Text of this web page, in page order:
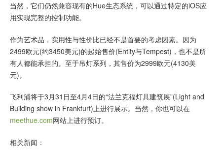
当然，它们仍然兼容现有的Hue生态系统，可以通过特定的iOS应
用实现完整的控制功能。
作为艺术品，实用性与性价比已经不是首要的考虑因素。因为
2499欧元(约3450美元)的起始售价(Entity与Tempest)，也不是所
有人都能承担的。至于吊灯系列，其售价为2999欧元(4130美
元)。
飞利浦将于3月31日至4月4日的“法兰克福灯具建筑展”(Light and
Building show in Frankfurt)上进行展示。当然，你也可以在
meethue.com网站上进行预订。
相关新闻：